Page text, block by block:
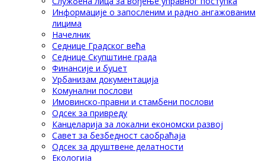
Информације о запосленим и радно ангажованим
лицима
Начелник
Седнице Градског већа
Седнице Скупштине града
Финансије и буџет
Урбанизам документација
Комунални послови
Имовинско-правни и стамбени послови
Одсек за привреду
Канцеларија за локални економски развој
Савет за безбедност саобраћаја
Одсек за друштвене делатности
Eкологија